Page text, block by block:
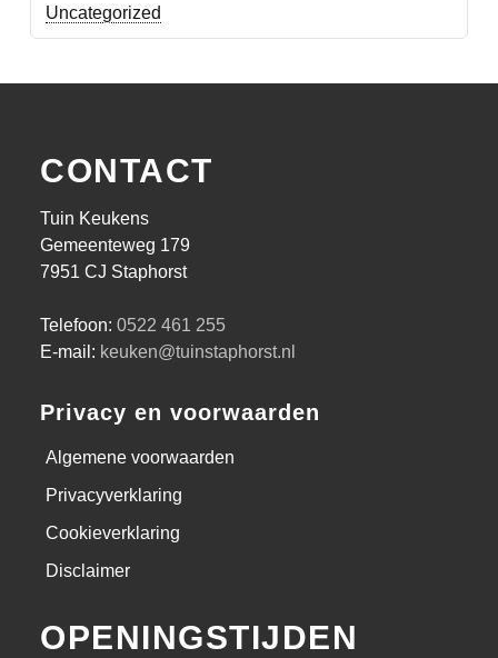
Uncategorized
CONTACT
Tuin Keukens
Gemeenteweg 179
7951 CJ Staphorst
Telefoon: 0522 461 255
E-mail: keuken@tuinstaphorst.nl
Privacy en voorwaarden
Algemene voorwaarden
Privacyverklaring
Cookieverklaring
Disclaimer
OPENINGSTIJDEN